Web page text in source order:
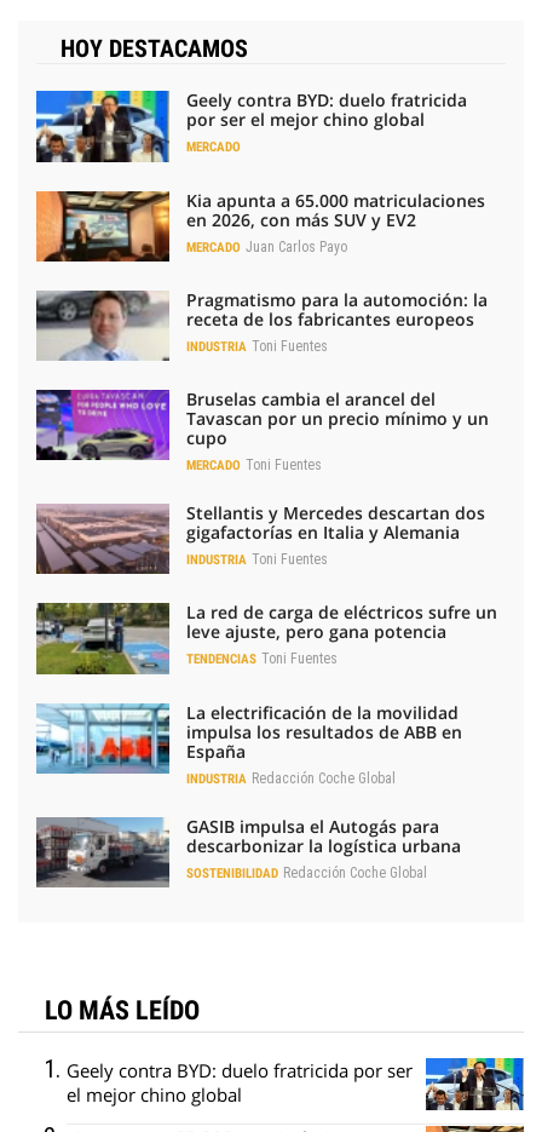
HOY DESTACAMOS
Geely contra BYD: duelo fratricida
por ser el mejor chino global
MERCADO
Kia apunta a 65.000 matriculaciones
en 2026, con más SUV y EV2
MERCADO Juan Carlos Payo
Pragmatismo para la automoción: la
receta de los fabricantes europeos
INDUSTRIA Toni Fuentes
Bruselas cambia el arancel del
Tavascan por un precio mínimo y un
cupo
MERCADO Toni Fuentes
Stellantis y Mercedes descartan dos
gigafactorías en Italia y Alemania
INDUSTRIA Toni Fuentes
La red de carga de eléctricos sufre un
leve ajuste, pero gana potencia
TENDENCIAS Toni Fuentes
La electrificación de la movilidad
impulsa los resultados de ABB en
España
INDUSTRIA Redacción Coche Global
GASIB impulsa el Autogás para
descarbonizar la logística urbana
SOSTENIBILIDAD Redacción Coche Global
LO MÁS LEÍDO
Geely contra BYD: duelo fratricida por ser
el mejor chino global